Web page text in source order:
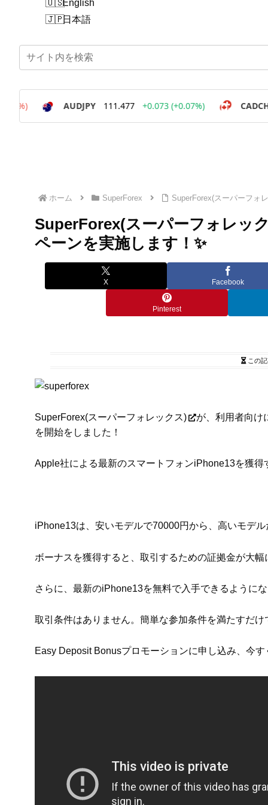
English
日本語
ホーム SuperForex SuperForex(スーパーフォ
SuperForex(スーパーフォレッ
ペーンを実施します！✨
X Facebook
Pinterest
この
SuperForex(スーパーフォレックス)
が、利用者向け
を開始をしました！
Apple社による最新のスマートフォンiPhone13を獲得
iPhone13は、安いモデルで70000円から、高いモデル
ボーナスを獲得すると、取引するための証拠金が大
さらに、最新のiPhone13を無料で入手できるようにな
取引条件はありません。簡単な参加条件を満たすだ
Easy Deposit Bonusプロモーションに申し込み、今